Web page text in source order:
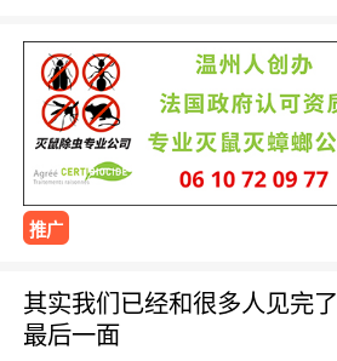
推广
其实我们已经和很多人见完了
最后一面